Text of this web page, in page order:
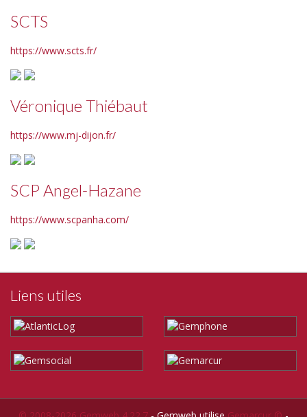
SCTS
https://www.scts.fr/
Véronique Thiébaut
https://www.mj-dijon.fr/
SCP Angel-Hazane
https://www.scpanha.com/
Liens utiles